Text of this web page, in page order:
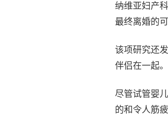
纳维亚妇产
最终离婚的
该项研究还
伴侣在一起。
尽管试管婴
的和令人筋